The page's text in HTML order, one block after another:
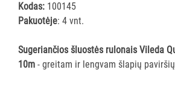
kempinės,
šveistukai,
padai
Įrankiai
Kodas: 100145
Pakuotėje: 4 vnt.
Sugeriančios šluostės rulonais Vileda
10m - greitam ir lengvam šlapių